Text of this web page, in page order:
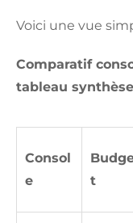
Voici une vue
Comparatif
tableau synthèse
Consol
e
t